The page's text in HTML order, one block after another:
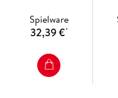
Spielware
32,39 €*